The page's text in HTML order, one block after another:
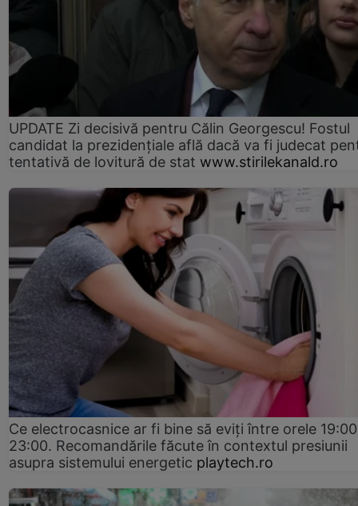
UPDATE Zi decisivă pentru Călin Georgescu! Fostul
candidat la prezidențiale află dacă va fi judecat
tentativă de lovitură de stat www.stirilekanald.ro
Ce electrocasnice ar fi bine să eviți între orele
23:00. Recomandările făcute în contextul presiunii
asupra sistemului energetic playtech.ro